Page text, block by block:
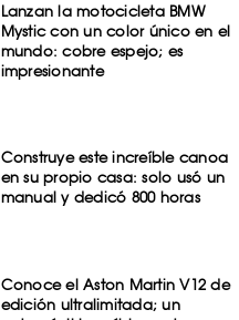
Lanzan la motocicleta BMW
Mystic con un color único en el
mundo: cobre espejo; es
impresionante
Construye este increíble canoa
en su propio casa: solo usó un
manual y dedicó 800 horas
Conoce el Aston Martin V12 de
edición ultralimitada; un